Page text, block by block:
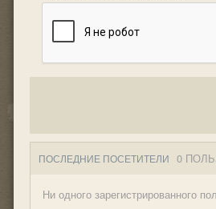
ПОСЛЕДНИЕ ПОСЕТИТЕЛИ 0
Ни одного зарегистрированного